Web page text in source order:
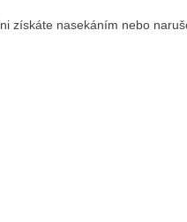
získáte nasekáním nebo